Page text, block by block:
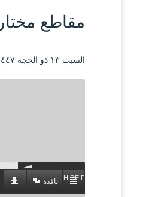
مقاطع
السبت ۱۳ ذو الحجة ۱٤٤۷ هـ الموافق ۳۰ مايو ۲۰۲٦ مـ |
HIDE PLAYLIST نافذة